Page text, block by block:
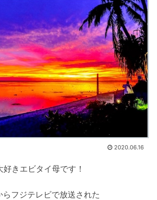
2020.06.16
きエビタイ母です！
フジテレビで放送された